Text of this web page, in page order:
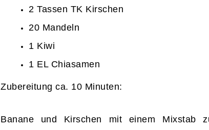
2 Tassen TK Kirschen
20 Mandeln
1 Kiwi
1 EL Chiasamen
Zubereitung ca. 10 Minuten:
Banane und Kirschen mit einem Mixstab